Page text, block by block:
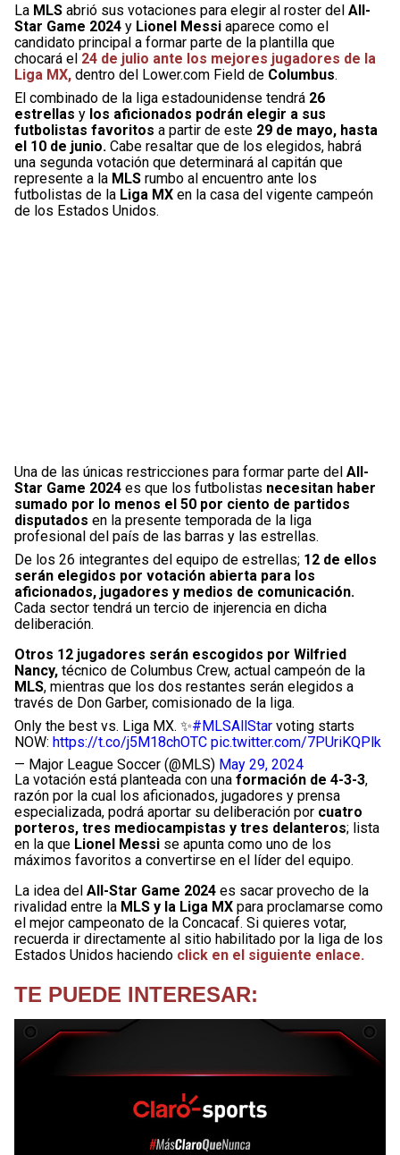
La MLS abrió sus votaciones para elegir al roster del All-
Star Game 2024 y Lionel Messi aparece como el
candidato principal a formar parte de la plantilla que
chocará el 24 de julio ante los mejores jugadores de la
Liga MX, dentro del Lower.com Field de Columbus.
El combinado de la liga estadounidense tendrá 26
estrellas y los aficionados podrán elegir a sus
futbolistas favoritos a partir de este 29 de mayo, hasta
el 10 de junio. Cabe resaltar que de los elegidos, habrá
una segunda votación que determinará al capitán que
represente a la MLS rumbo al encuentro ante los
futbolistas de la Liga MX en la casa del vigente campeón
de los Estados Unidos.
Una de las únicas restricciones para formar parte del All-
Star Game 2024 es que los futbolistas necesitan haber
sumado por lo menos el 50 por ciento de partidos
disputados en la presente temporada de la liga
profesional del país de las barras y las estrellas.
De los 26 integrantes del equipo de estrellas; 12 de ellos
serán elegidos por votación abierta para los
aficionados, jugadores y medios de comunicación.
Cada sector tendrá un tercio de injerencia en dicha
deliberación.
Otros 12 jugadores serán escogidos por Wilfried
Nancy, técnico de Columbus Crew, actual campeón de la
MLS, mientras que los dos restantes serán elegidos a
través de Don Garber, comisionado de la liga.
Only the best vs. Liga MX. ✨#MLSAllStar voting starts
NOW: https://t.co/j5M18chOTC pic.twitter.com/7PUriKQPlk
— Major League Soccer (@MLS) May 29, 2024
La votación está planteada con una formación de 4-3-3,
razón por la cual los aficionados, jugadores y prensa
especializada, podrá aportar su deliberación por cuatro
porteros, tres mediocampistas y tres delanteros; lista
en la que Lionel Messi se apunta como uno de los
máximos favoritos a convertirse en el líder del equipo.
La idea del All-Star Game 2024 es sacar provecho de la
rivalidad entre la MLS y la Liga MX para proclamarse como
el mejor campeonato de la Concacaf. Si quieres votar,
recuerda ir directamente al sitio habilitado por la liga de los
Estados Unidos haciendo click en el siguiente enlace.
TE PUEDE INTERESAR: